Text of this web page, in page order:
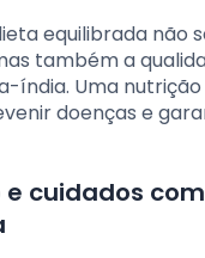
equilibrada não
também a
índia. Uma
doenças e
e cuidados